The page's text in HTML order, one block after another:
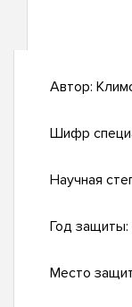
Автор:
Шифр
Научная
Год защиты:
Место